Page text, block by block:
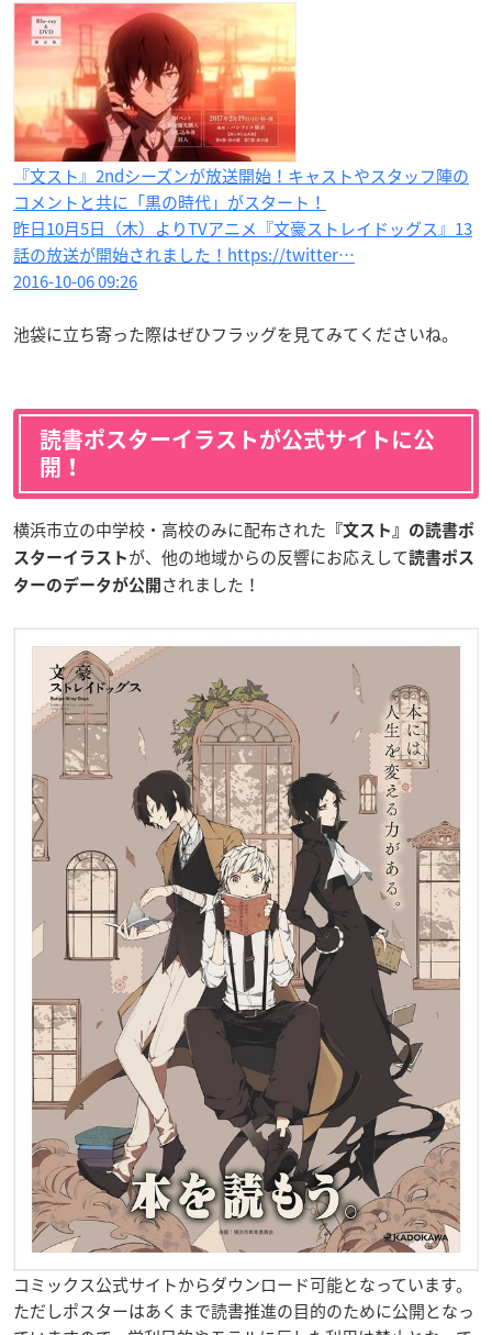
『文スト』2ndシーズンが放送開始！キャストやスタッフ陣の
コメントと共に「黒の時代」がスタート！
昨日10月5日（木）よりTVアニメ『文豪ストレイドッグス』13
話の放送が開始されました！https://twitter…
2016-10-06 09:26
池袋に立ち寄った際はぜひフラッグを見てみてくださいね。
読書ポスターイラストが公式サイトに公
開！
横浜市立の中学校・高校のみに配布された 『文スト』の読書ポ
スターイラスト が、他の地域からの反響にお応えして読書ポス
ターのデータが公開 されました！
コミックス公式サイトからダウンロード可能となっています。
ただしポスターはあくまで読書推進の目的のために公開となっ